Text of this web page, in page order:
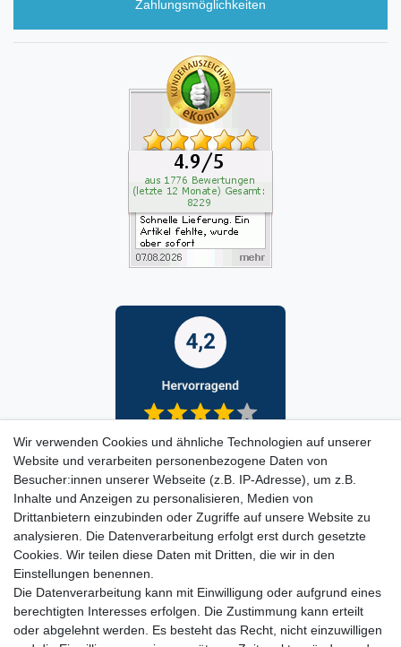
Zahlungsmöglichkeiten
Wir verwenden Cookies und ähnliche Technologien auf unserer
Website und verarbeiten personenbezogene Daten von
Besucher:innen unserer Webseite (z.B. IP-Adresse), um z.B.
Inhalte und Anzeigen zu personalisieren, Medien von
Drittanbietern einzubinden oder Zugriffe auf unsere Website zu
analysieren. Die Datenverarbeitung erfolgt erst durch gesetzte
Cookies. Wir teilen diese Daten mit Dritten, die wir in den
Einstellungen benennen.
Die Datenverarbeitung kann mit Einwilligung oder aufgrund eines
berechtigten Interesses erfolgen. Die Zustimmung kann erteilt
oder abgelehnt werden. Es besteht das Recht, nicht einzuwilligen